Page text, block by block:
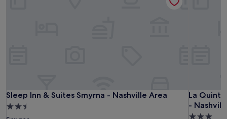
Sleep Inn & Suites Smyrna - Nashville Area
Sleep Inn & Suites Smyrna - Nashville Area
2.5-
La
-
La Quinta